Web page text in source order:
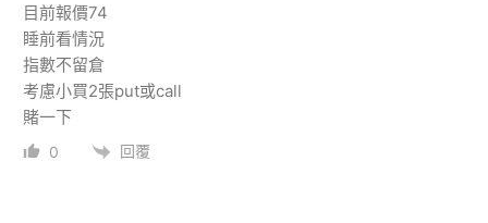
目前報價74
睡前看情況
指數不留倉
考慮小買2張put或call
賭一下
0 回覆